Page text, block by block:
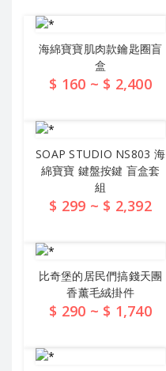
海綿寶寶肌肉款鑰匙圈盲
盒
$ 160 ~ $ 2,400
SOAP STUDIO NS803 海
綿寶寶 鍵盤按鍵 盲盒套
組
$ 299 ~ $ 2,392
比奇堡的居民們搞錢天團
香薰毛絨掛件
$ 290 ~ $ 1,740